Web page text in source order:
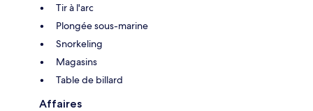
Tir à l'arc
Plongée sous-marine
Snorkeling
Magasins
Table de billard
Affaires